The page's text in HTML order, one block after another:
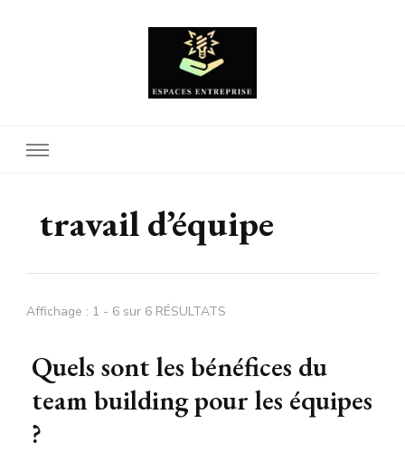
travail d’équipe
Affichage : 1 - 6 sur 6 RÉSULTATS
Quels sont les bénéfices du
team building pour les équipes
?